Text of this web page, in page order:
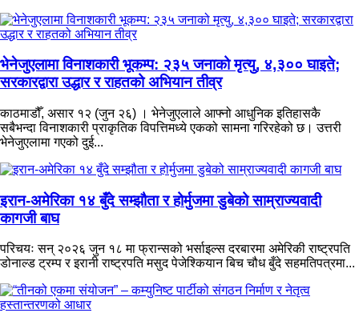
भेनेजुएलामा विनाशकारी भूकम्प: २३५ जनाको मृत्यु, ४,३०० घाइते;
सरकारद्वारा उद्धार र राहतको अभियान तीव्र
काठमाडौँ, असार १२ (जुन २६) । भेनेजुएलाले आफ्नो आधुनिक इतिहासकै
सबैभन्दा विनाशकारी प्राकृतिक विपत्तिमध्ये एकको सामना गरिरहेको छ। उत्तरी
भेनेजुएलामा गएको दुई...
इरान-अमेरिका १४ बुँदे सम्झौता र होर्मुजमा डुबेको साम्राज्यवादी
कागजी बाघ
परिचयः सन् २०२६ जुन १८ मा फ्रान्सको भर्साइल्स दरबारमा अमेरिकी राष्ट्रपति
डोनाल्ड ट्रम्प र इरानी राष्ट्रपति मसुद पेजेश्कियान बिच चौध बुँदे सहमतिपत्रमा...